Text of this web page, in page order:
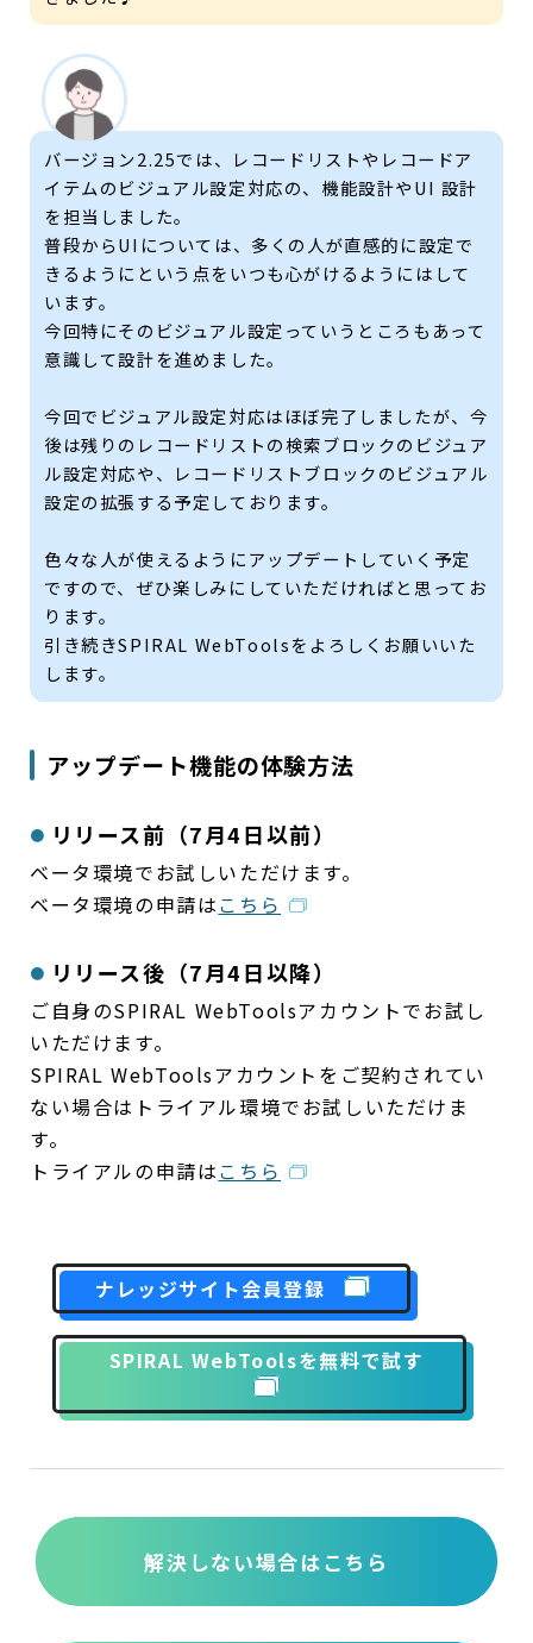
バージョン2.25では、レコードリストやレコードア
イテムのビジュアル設定対応の、機能設計やUI 設計
を担当しました。
普段からUIについては、多くの人が直感的に設定で
きるようにという点をいつも心がけるようにはして
います。
今回特にそのビジュアル設定っていうところもあって
意識して設計を進めました。
今回でビジュアル設定対応はほぼ完了しましたが、今
後は残りのレコードリストの検索ブロックのビジュア
ル設定対応や、レコードリストブロックのビジュアル
設定の拡張する予定しております。
色々な人が使えるようにアップデートしていく予定
ですので、ぜひ楽しみにしていただければと思ってお
ります。
引き続きSPIRAL WebToolsをよろしくお願いいた
します。
アップデート機能の体験方法
リリース前（7月4日以前）
ベータ環境でお試しいただけます。
ベータ環境の申請はこちら
リリース後（7月4日以降）
ご自身のSPIRAL WebToolsアカウントでお試し
いただけます。
SPIRAL WebToolsアカウントをご契約されてい
ない場合はトライアル環境でお試しいただけま
す。
トライアルの申請はこちら
ナレッジサイト会員登録
SPIRAL WebToolsを無料で試す
解決しない場合はこちら